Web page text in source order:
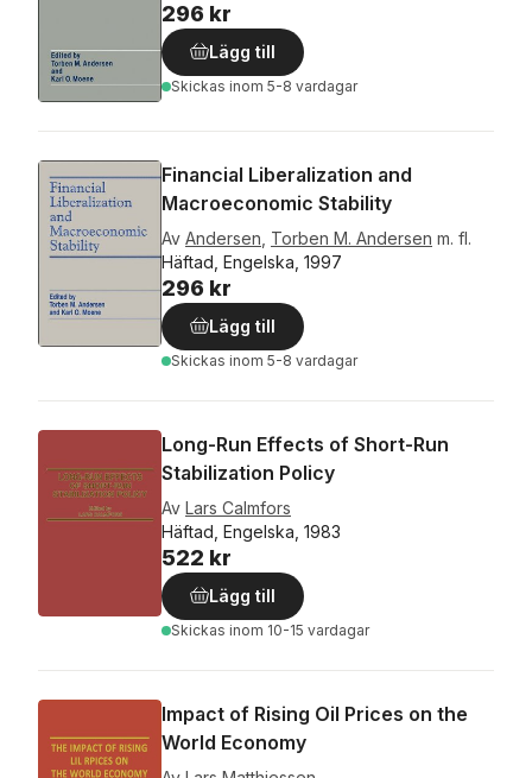
296 kr
Lägg till
Skickas inom 5-8 vardagar
Financial Liberalization and
Macroeconomic Stability
Av Andersen Torben M. Andersen m. fl.
Häftad, Engelska, 1997
296 kr
Lägg till
Skickas inom 5-8 vardagar
Long-Run Effects of Short-Run
Stabilization Policy
Av Lars Calmfors
Häftad, Engelska, 1983
522 kr
Lägg till
Skickas inom 10-15 vardagar
Impact of Rising Oil Prices on the
World Economy